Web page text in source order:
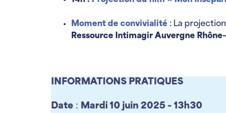
Moment de convivialité : La
Ressource Intimagir Auvergne
INFORMATIONS PRATIQUES
Date : Mardi 10 juin 2025 – 13h30